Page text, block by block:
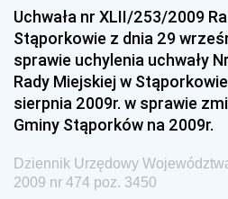
Dziennik Urzędowy Ministra
Dziennik Urzędowy Ministra
Regionalnej
Dziennik Urzędowy Ministra
Dziennik Urzędowy Ministra
Dziennik Urzędowy Ministra
Inspektora Ochrony
Uchwała nr XLII/253/2009
Stąporkowie z dnia 29
sprawie uchylenia uchwały
Rady Miejskiej w
sierpnia 2009r. w sprawie
Gminy Stąporków na 2009r.
Dziennik Urzędowy
2009 nr 474 poz. 3450